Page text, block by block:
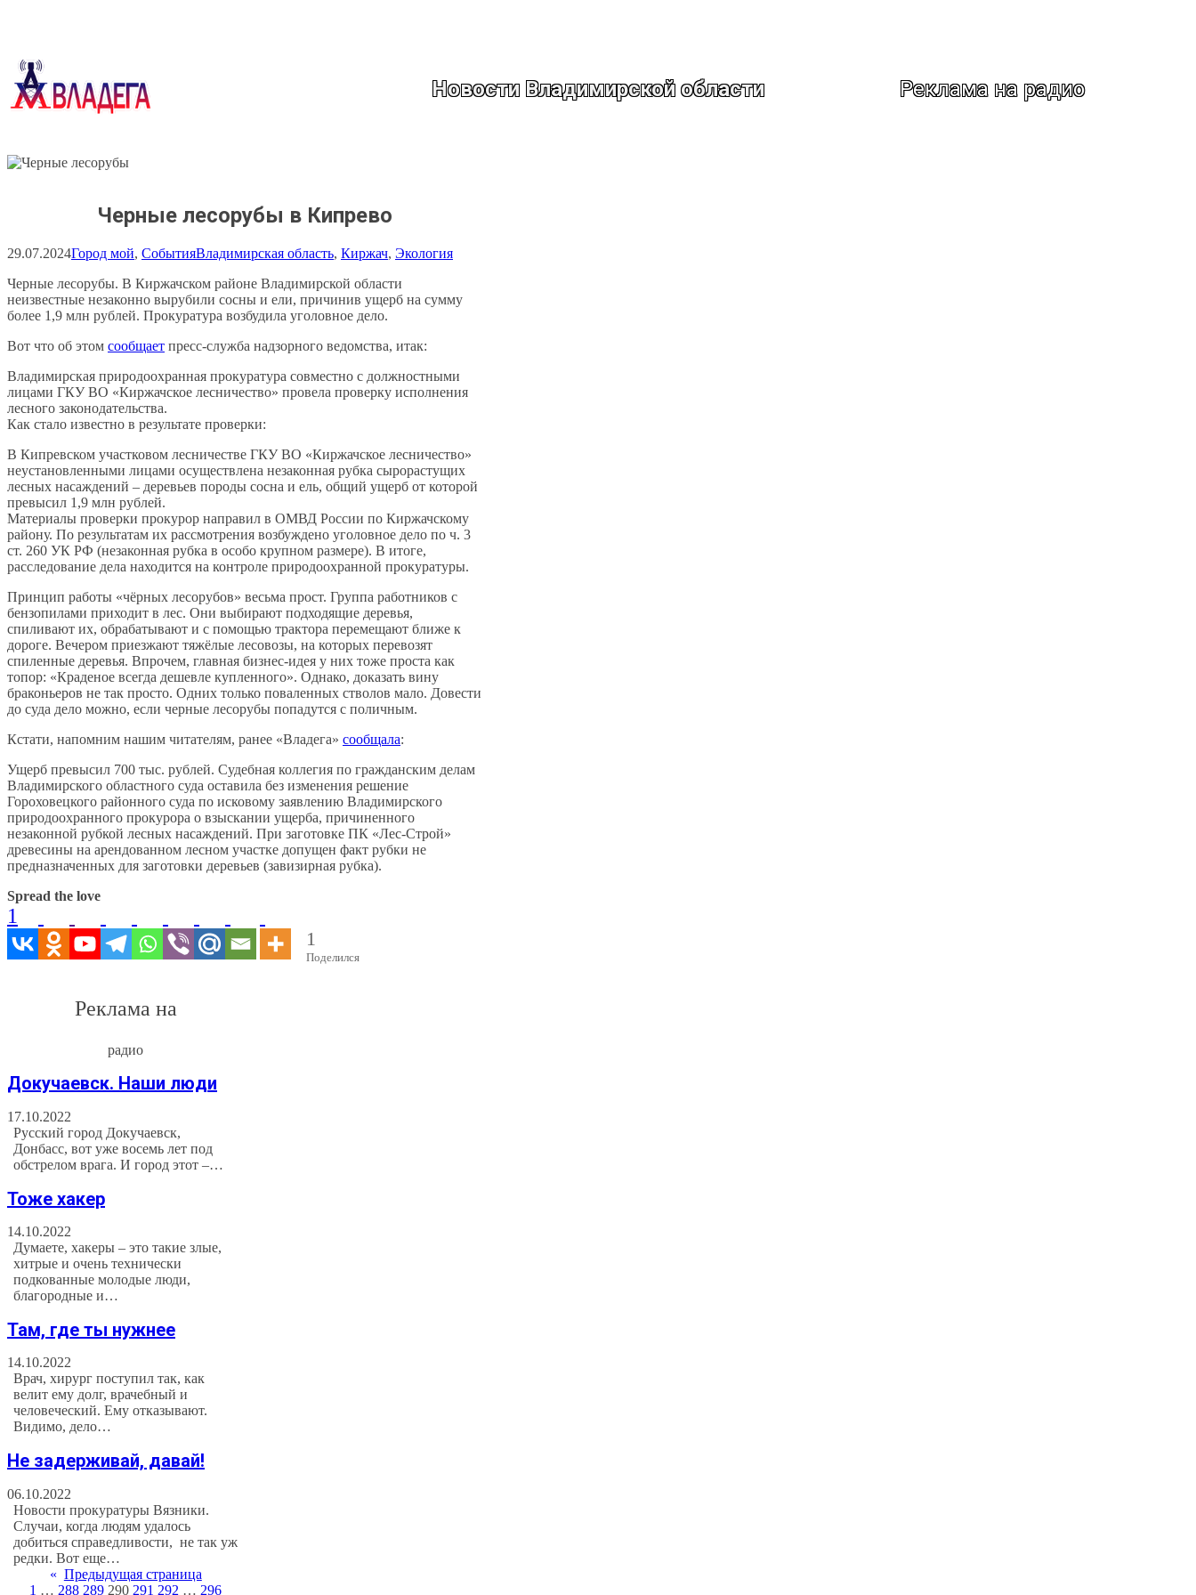
Новости Владимирской области Реклама на радио
Черные лесорубы в Кипрево
29.07.2024Город мой, СобытияВладимирская область, Киржач, Экология
Черные лесорубы. В Киржачском районе Владимирской области
неизвестные незаконно вырубили сосны и ели, причинив ущерб на сумму
более 1,9 млн рублей. Прокуратура возбудила уголовное дело.
Вот что об этом сообщает пресс-служба надзорного ведомства, итак:
Владимирская природоохранная прокуратура совместно с должностными
лицами ГКУ ВО «Киржачское лесничество» провела проверку исполнения
лесного законодательства.
Как стало известно в результате проверки:
В Кипревском участковом лесничестве ГКУ ВО «Киржачское лесничество»
неустановленными лицами осуществлена незаконная рубка сырорастущих
лесных насаждений – деревьев породы сосна и ель, общий ущерб от которой
превысил 1,9 млн рублей.
Материалы проверки прокурор направил в ОМВД России по Киржачскому
району. По результатам их рассмотрения возбуждено уголовное дело по ч. 3
ст. 260 УК РФ (незаконная рубка в особо крупном размере). В итоге,
расследование дела находится на контроле природоохранной прокуратуры.
Принцип работы «чёрных лесорубов» весьма прост. Группа работников с
бензопилами приходит в лес. Они выбирают подходящие деревья,
спиливают их, обрабатывают и с помощью трактора перемещают ближе к
дороге. Вечером приезжают тяжёлые лесовозы, на которых перевозят
спиленные деревья. Впрочем, главная бизнес-идея у них тоже проста как
топор: «Краденое всегда дешевле купленного». Однако, доказать вину
браконьеров не так просто. Одних только поваленных стволов мало. Довести
до суда дело можно, если черные лесорубы попадутся с поличным.
Кстати, напомним нашим читателям, ранее «Владега» сообщала:
Ущерб превысил 700 тыс. рублей. Судебная коллегия по гражданским делам
Владимирского областного суда оставила без изменения решение
Гороховецкого районного суда по исковому заявлению Владимирского
природоохранного прокурора о взыскании ущерба, причиненного
незаконной рубкой лесных насаждений. При заготовке ПК «Лес-Строй»
древесины на арендованном лесном участке допущен факт рубки не
предназначенных для заготовки деревьев (завизирная рубка).
Spread the love
1
1
Поделился
Реклама на
радио
Докучаевск. Наши люди
17.10.2022
Русский город Докучаевск,
Донбасс, вот уже восемь лет под
обстрелом врага. И город этот –…
Тоже хакер
14.10.2022
Думаете, хакеры – это такие злые,
хитрые и очень технически
подкованные молодые люди,
благородные и…
Там, где ты нужнее
14.10.2022
Врач, хирург поступил так, как
велит ему долг, врачебный и
человеческий. Ему отказывают.
Видимо, дело…
Не задерживай, давай!
06.10.2022
Новости прокуратуры Вязники.
Случаи, когда людям удалось
добиться справедливости, не так уж
редки. Вот еще…
« Предыдущая страница
1 … 288 289 290 291 292 … 296